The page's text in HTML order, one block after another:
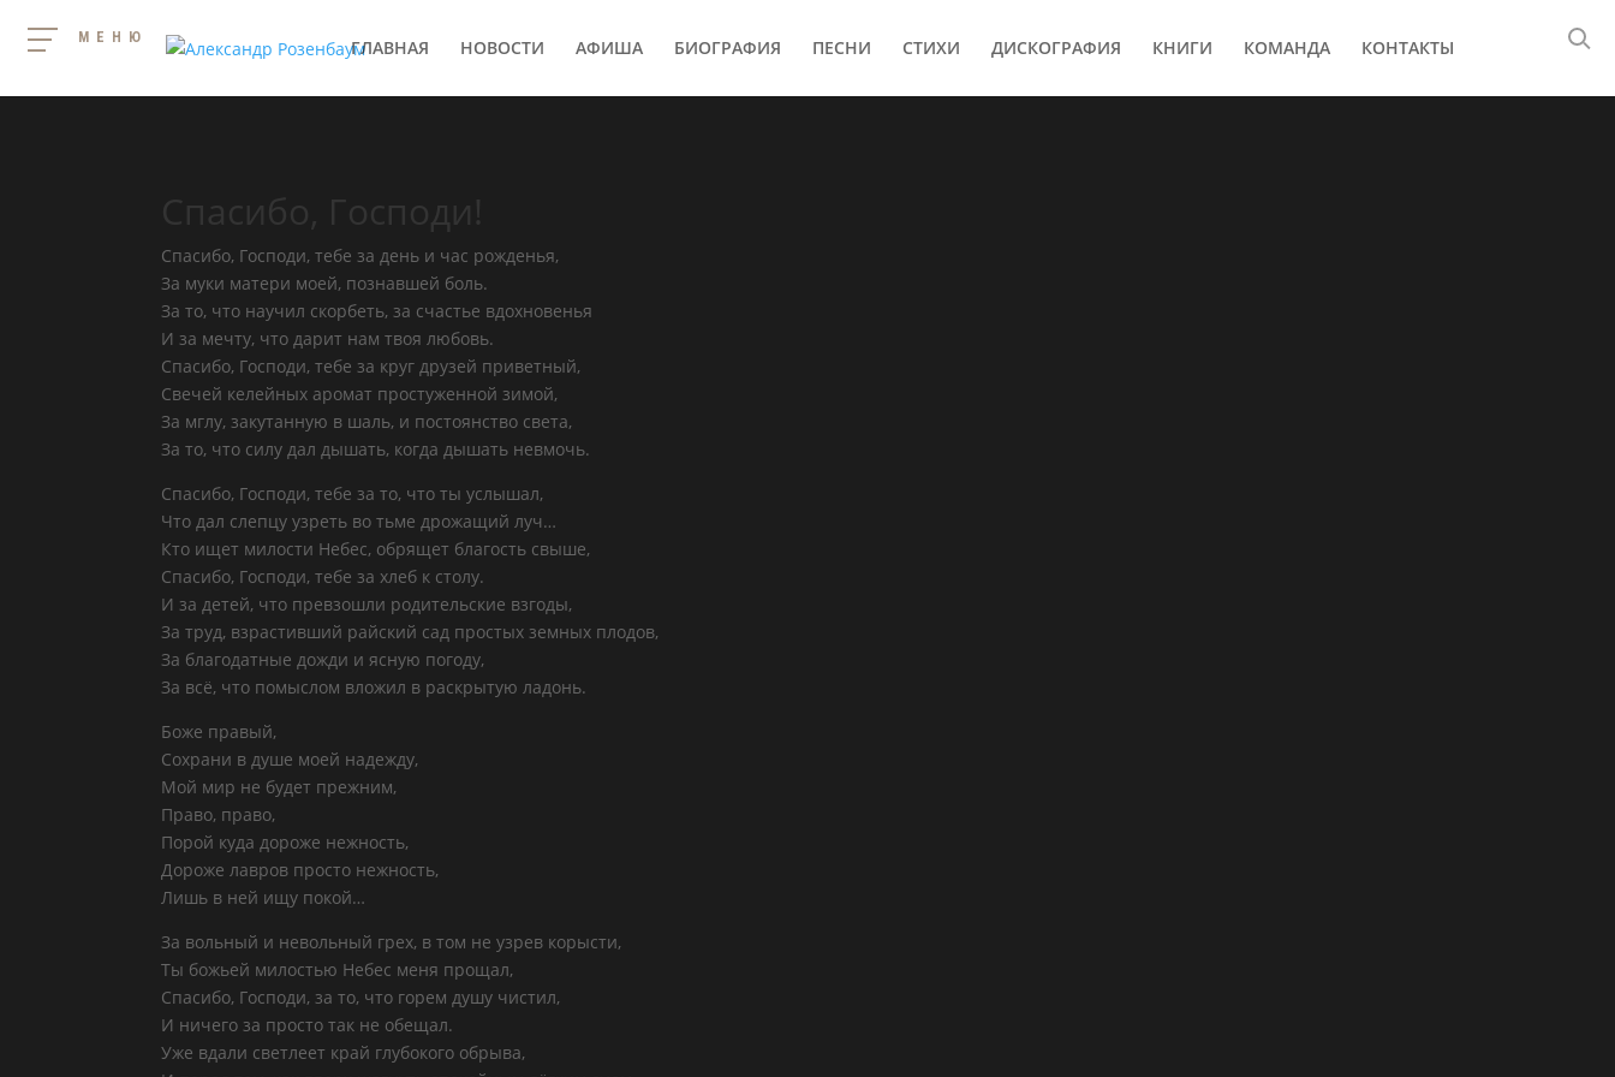
ГЛАВНАЯ НОВОСТИ АФИША БИОГРАФИЯ ПЕСНИ СТИХИ ДИСКОГРАФИЯ КНИГИ КОМАНДА КОНТАКТЫ
Спасибо, Господи!
Спасибо, Господи, тебе за день и час рожденья,
За муки матери моей, познавшей боль.
За то, что научил скорбеть, за счастье вдохновенья
И за мечту, что дарит нам твоя любовь.
Спасибо, Господи, тебе за круг друзей приветный,
Свечей келейных аромат простуженной зимой,
За мглу, закутанную в шаль, и постоянство света,
За то, что силу дал дышать, когда дышать невмочь.
Спасибо, Господи, тебе за то, что ты услышал,
Что дал слепцу узреть во тьме дрожащий луч…
Кто ищет милости Небес, обрящет благость свыше,
Спасибо, Господи, тебе за хлеб к столу.
И за детей, что превзошли родительские взгоды,
За труд, взрастивший райский сад простых земных плодов,
За благодатные дожди и ясную погоду,
За всё, что помыслом вложил в раскрытую ладонь.
Боже правый,
Сохрани в душе моей надежду,
Мой мир не будет прежним,
Право, право,
Порой куда дороже нежность,
Дороже лавров просто нежность,
Лишь в ней ищу покой…
За вольный и невольный грех, в том не узрев корысти,
Ты божьей милостью Небес меня прощал,
Спасибо, Господи, за то, что горем душу чистил,
И ничего за просто так не обещал.
Уже вдали светлеет край глубокого обрыва,
МЕНЮ